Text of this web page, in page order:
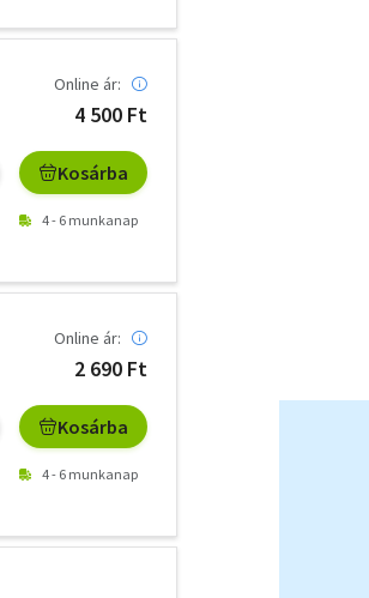
Online ár:
4 500 Ft
Kosárba
4 - 6 munkanap
Online ár:
2 690 Ft
Kosárba
4 - 6 munkanap